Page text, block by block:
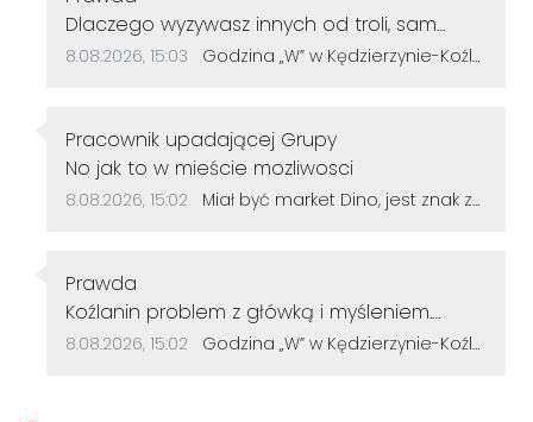
Treść komentarza:
Dlaczego wyzywasz innych od troli, sam
jesteś tępy. Życzę więcej rozumu.
Data dodania komentarza:
8.08.2026, 15:03 Źródło komentarza:
Godzina „W” w Kędzierzynie-Koźlu. Mieszkańcy uczcili pamięć powstańców warszawskich
Autor komentarza:
Pracownik upadającej Grupy
Treść komentarza:
No jak to w mieście mozliwosci
Data dodania komentarza:
8.08.2026, 15:02 Źródło komentarza:
Miał być market Dino, jest znak zapytania. Przetarg na działkę przy szkole zakończył się bez ofert
Autor komentarza:
Prawda
Treść komentarza:
Koźlanin problem z główką i myśleniem.
Psychiatra pomoże.
Data dodania komentarza:
8.08.2026, 15:02 Źródło komentarza:
Godzina „W” w Kędzierzynie-Koźlu. Mieszkańcy uczcili pamięć powstańców warszawskich